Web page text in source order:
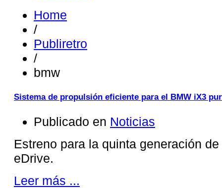
Home
/
Publiretro
/
bmw
Sistema de propulsión eficiente para el BMW iX3
Publicado en Noticias
Estreno para la quinta generación
eDrive.
Leer más ...